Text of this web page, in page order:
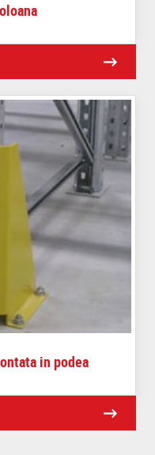
in podea